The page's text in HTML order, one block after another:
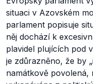
situaci v Azovském
parlament popisuje
něj dochází k
plavidel plujících pod
je zdůrazněno, že by
namátkově povolená,